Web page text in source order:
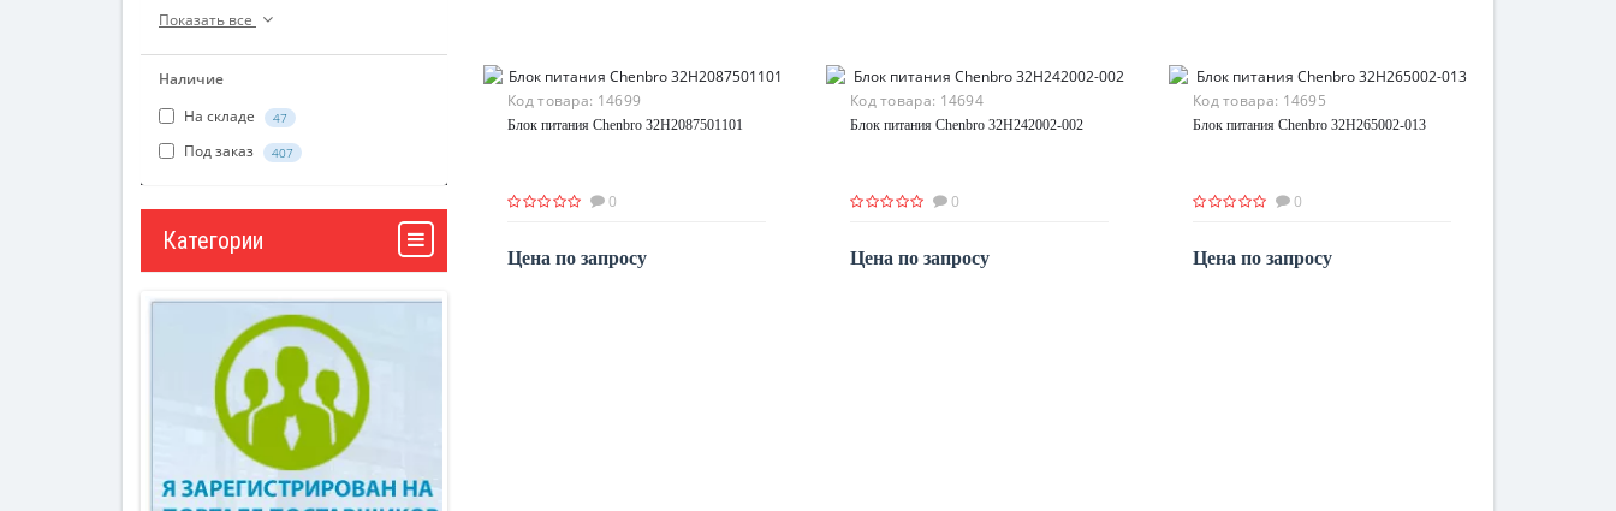
Показать все
Наличие
На складе
47
Под заказ 407
Категории
Код товара: 14699
Блок питания Chenbro 32H2087501101
0
Цена по запросу
Код товара: 14694
Блок питания Chenbro 32H242002-002
0
Цена по запросу
Код товара: 14695
Блок питания Chenbro 32H265002-013
0
Цена по запросу